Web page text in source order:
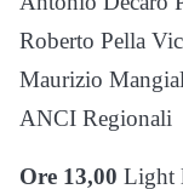
Roberto Pella
Maurizio
ANCI Regionali
Ore 13,00 Light